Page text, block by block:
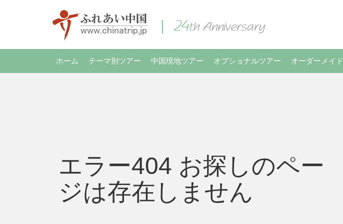
ホーム テーマ別ツアー 中国現地ツアー オプショナルツアー オーダーメイド
エラー404 お探しのペー
ジは存在しません